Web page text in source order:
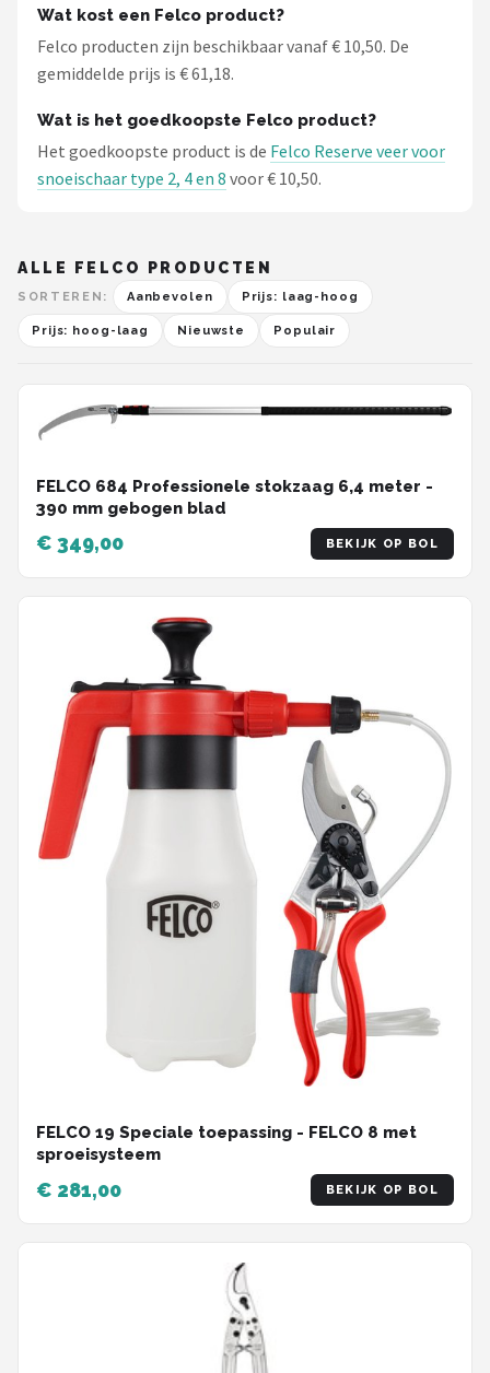
Wat kost een Felco product?
Felco producten zijn beschikbaar vanaf € 10,50. De
gemiddelde prijs is € 61,18.
Wat is het goedkoopste Felco product?
Het goedkoopste product is de Felco Reserve veer voor
snoeischaar type 2, 4 en 8 voor € 10,50.
ALLE FELCO PRODUCTEN
SORTEREN: Aanbevolen Prijs: laag-hoog
Prijs: hoog-laag Nieuwste Populair
FELCO 684 Professionele stokzaag 6,4 meter -
390 mm gebogen blad
€ 349,00 BEKIJK OP BOL
FELCO 19 Speciale toepassing - FELCO 8 met
sproeisysteem
€ 281,00 BEKIJK OP BOL